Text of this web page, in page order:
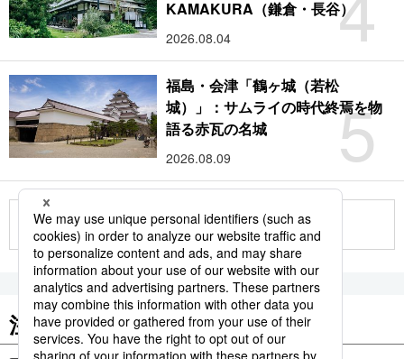
KAMAKURA（鎌倉・長谷）
2026.08.04
5
福島・会津「鶴ヶ城（若松
城）」：サムライの時代終焉を物
語る赤瓦の名城
2026.08.09
もっと見る
注目のキーワード